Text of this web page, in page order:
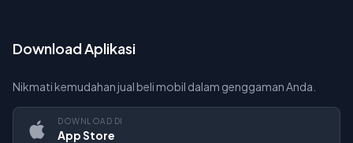
Download Aplikasi
Nikmati kemudahan jual beli mobil dalam genggaman Anda.
DOWNLOAD DI
App Store